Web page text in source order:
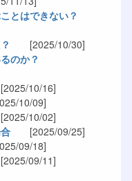
とはできない？
[2025/10/30]
のか？
10/16]
10/09]
10/02]
[2025/09/25]
09/18]
09/11]